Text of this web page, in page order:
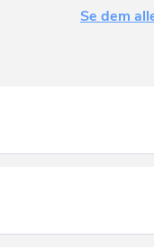
Se dem